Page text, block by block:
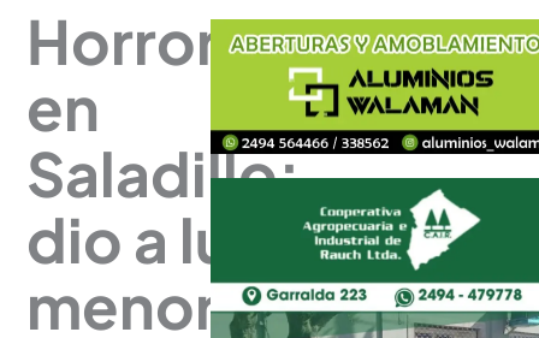
Horror
en
Saladillo:
dio a luz
menor